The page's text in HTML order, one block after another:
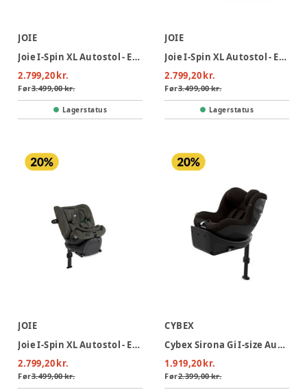
JOIE
Joie I-Spin XL Autostol - Ebony
2.799,20 kr.
Før3.499,00 kr.
Lagerstatus
JOIE
Joie I-Spin XL Autostol - Eclipse
2.799,20 kr.
Før3.499,00 kr.
Lagerstatus
JOIE
Joie I-Spin XL Autostol - Evergreen
2.799,20 kr.
Før3.499,00 kr.
CYBEX
Cybex Sirona Gi I-size Autostol - Magic Black
1.919,20 kr.
Før2.399,00 kr.